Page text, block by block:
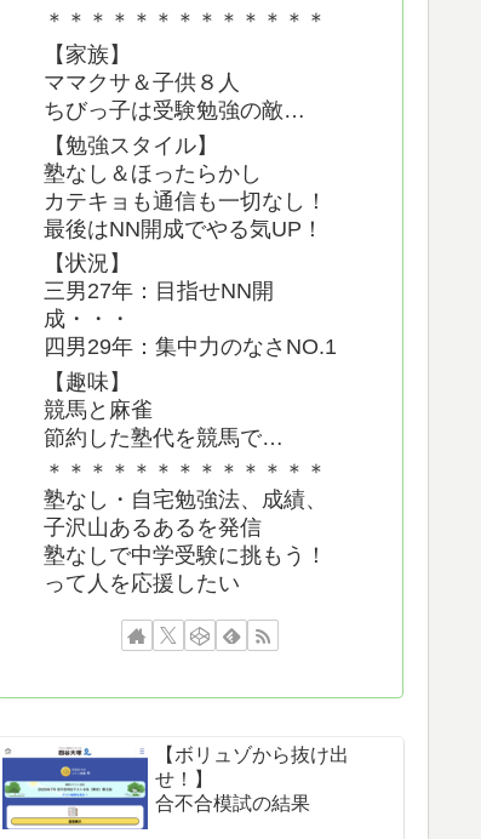
＊＊＊＊＊＊＊＊＊＊＊＊＊
【家族】
ママクサ＆子供８人
ちびっ子は受験勉強の敵…
【勉強スタイル】
塾なし＆ほったらかし
カテキョも通信も一切なし！
最後はNN開成でやる気UP！
【状況】
三男27年：目指せNN開
成・・・
四男29年：集中力のなさNO.1
【趣味】
競馬と麻雀
節約した塾代を競馬で…
＊＊＊＊＊＊＊＊＊＊＊＊＊
塾なし・自宅勉強法、成績、
子沢山あるあるを発信
塾なしで中学受験に挑もう！
って人を応援したい
【ボリュゾから抜け出
せ！】
合不合模試の結果